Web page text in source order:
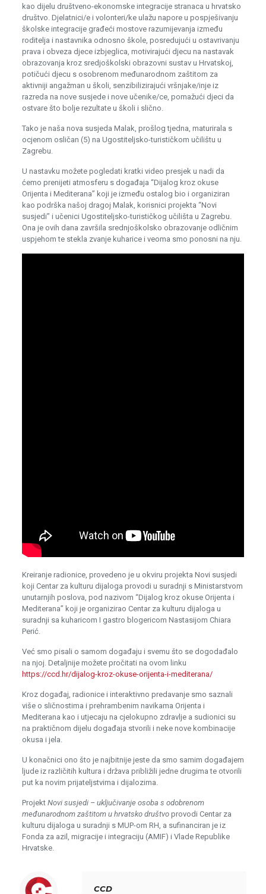
kao dijelu društveno-ekonomske integracije stranaca u hrvatsko
društvo. Djelatnici/e i volonteri/ke ulažu napore u pospješivanju
školske integracije građeći mostove razumijevanja između
roditelja i nastavnika odnosno škole, posredujući u ostavrivanju
prava i obveza djece izbjeglica, motivirajući djecu na nastavak
obrazovanja kroz sredjoškolski obrazovni sustav u Hrvatskoj,
potičući djecu s osobrenom međunarodnom zaštitom za
aktivniji angažman u školi, senzibilizirajući vršnjake/inje iz
razreda na nove susjede i nove učenike/ce, pomažući djeci da
ostvare što bolje rezultate u školi i slično.
Tako je naša nova susjeda Malak, prošlog tjedna, maturirala s
ocjenom osličan (5) na Ugostiteljsko-turističkom učilištu u
Zagrebu.
U nastavku možete pogledati kratki video presjek u nadi da
ćemo prenijeti atmosferu s događaja “Dijalog kroz okuse
Orijenta i Mediterana” koji je između ostalog bio i organiziran
kao podrška našoj dragoj Malak, korisnici projekta “Novi
susjedi” i učenici Ugostiteljsko-turističkog učilišta u Zagrebu.
Ona je ovih dana završila srednjoškolsko obrazovanje odličnim
uspjehom te stekla zvanje kuharice i veoma smo ponosni na nju.
Kreiranje radionice, provedeno je u okviru projekta Novi susjedi
koji Centar za kulturu dijaloga provodi u suradnji s Ministarstvom
unutarnjih poslova, pod nazivom “Dijalog kroz okuse Orijenta i
Mediterana” koji je organizirao Centar za kulturu dijaloga u
suradnji sa kuharicom I gastro blogericom Nastasijom Chiara
Perić.
Već smo pisali o samom događaju i svemu što se dogodađalo
na njoj. Detaljnije možete pročitati na ovom linku
https://ccd.hr/dijalog-kroz-okuse-orijenta-i-mediterana/
Kroz događaj, radionice i interaktivno predavanje smo saznali
više o sličnostima i prehrambenim navikama Orijenta i
Mediterana kao i utjecaju na cjelokupno zdravlje a sudionici su
na praktičnom dijelu događaja stvorili i neke nove kombinacije
okusa i jela.
U konačnici ono što je najbitnije jeste da smo samim događajem
ljude iz različitih kultura i država približili jedne drugima te otvorili
put ka novim prijateljstvima i dijalozima.
Projekt Novi susjedi – uključivanje osoba s odobrenom
međunarodnom zaštitom u hrvatsko društvoprovodi Centar za
kulturu dijaloga u suradnji s MUP-om RH, a sufinanciran je iz
Fonda za azil, migracije i integraciju (AMIF) i Vlade Republike
Hrvatske.
CCD